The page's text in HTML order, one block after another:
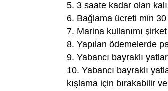
3 saate kadar olan
Bağlama ücreti min 30
Marina kullanımı
Yapılan ödemelerde
Yabancı bayraklı
Yabancı bayraklı
kışlama için bırakabilir